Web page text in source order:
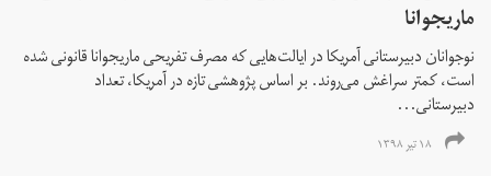
ماریجوانا
نوجوانان دبیرستانی آمریکا در ایالت‌هایی که مصرف تفریحی ماریجوانا قانونی شده
است، کمتر سراغش می‌روند. بر اساس پژوهشی تازه در آمریکا، تعداد
دبیرستانی‌...
۱۸ تیر ۱۳۹۸